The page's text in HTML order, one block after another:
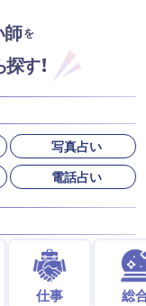
を
す！
写真占い
電話占い
仕事 総